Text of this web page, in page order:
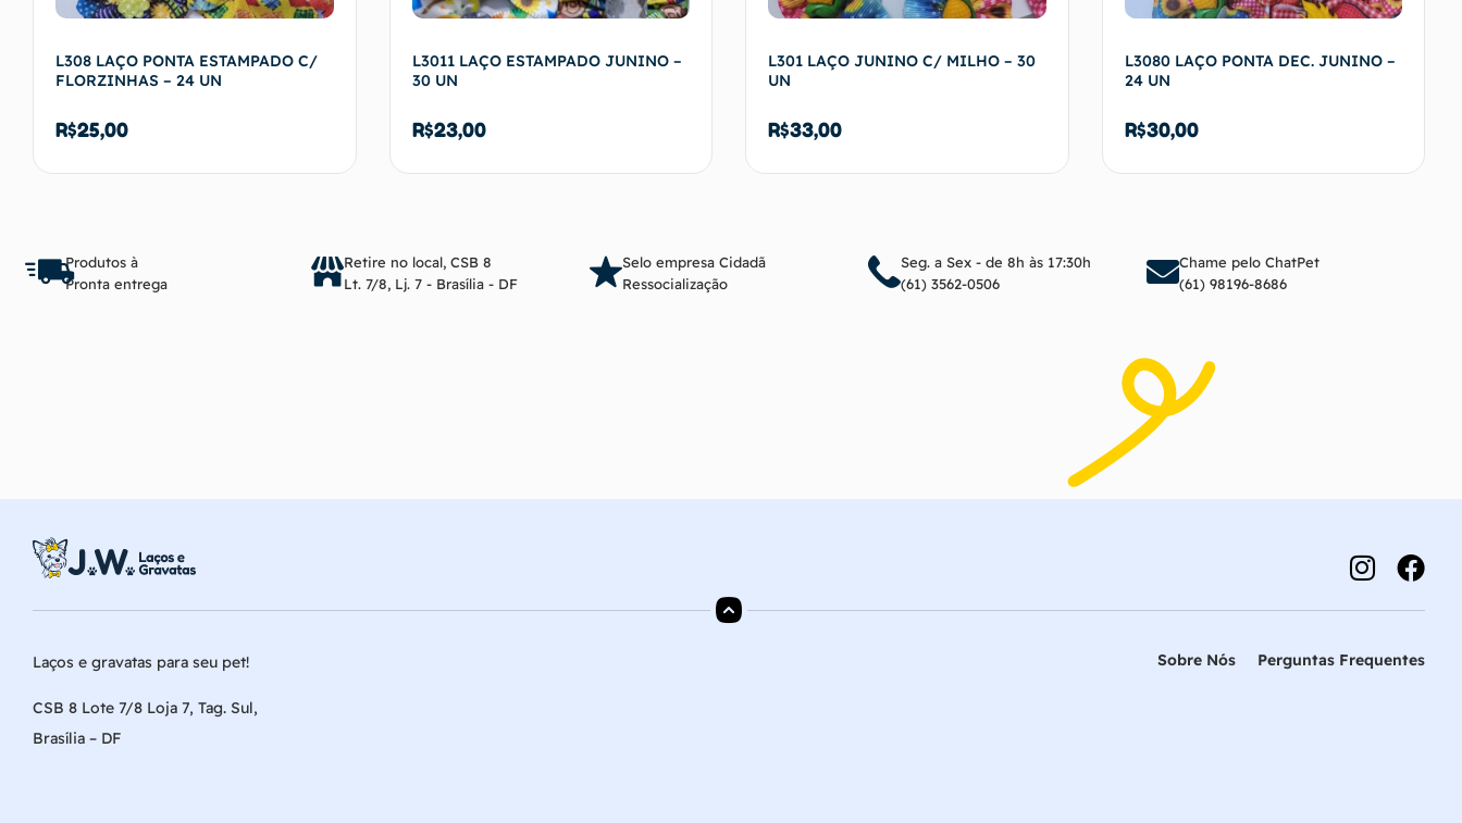
L308 LAÇO PONTA ESTAMPADO C/
FLORZINHAS – 24 UN
R$25,00
L3011 LAÇO ESTAMPADO JUNINO –
30 UN
R$23,00
Adicionar ao carrinho
L301 LAÇO JUNINO C/ MILHO – 30
UN
R$33,00
Adicionar ao carrinho
L3080 LAÇO PONTA DEC. JUNINO –
24 UN
R$30,00
Adicionar ao carrinho
Produtos à
Pronta entrega
Retire no local, CSB 8
Lt. 7/8, Lj. 7 - Brasília - DF
Selo empresa Cidadã
Ressocialização
Seg. a Sex - de 8h às 17:30h
(61) 3562-0506
Chame pelo ChatPet
(61) 98196-8686
Laços e gravatas para seu pet!
CSB 8 Lote 7/8 Loja 7, Tag. Sul,
Brasília – DF
Sobre Nós Perguntas Frequentes